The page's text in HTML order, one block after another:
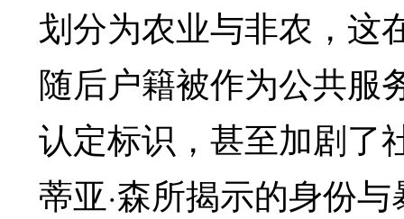
划分为农业与非农，这
随后户籍被作为公共服
认定标识，甚至加剧了
蒂亚·森所揭示的身份